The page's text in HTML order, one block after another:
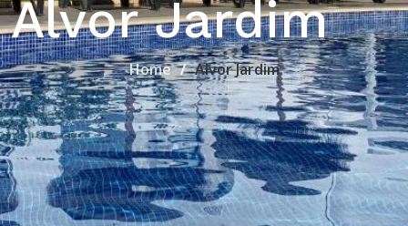
Alvor Jardim
Home Alvor Jardim